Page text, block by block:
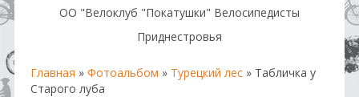
OO "Велоклуб "Покатушки" Велосипедисты
Приднестровья
Главная » Фотоальбом » Турецкий лес » Табличка у
Старого луба